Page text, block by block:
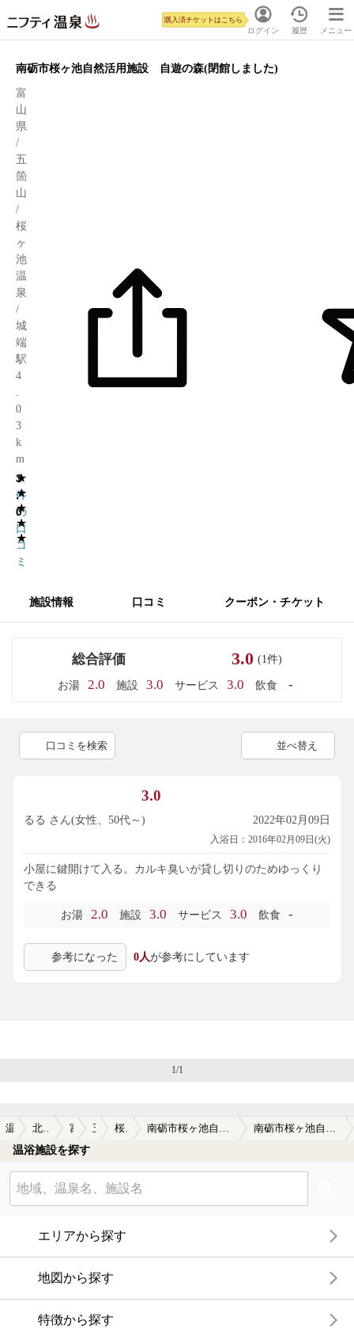
ログイン
購入済チケットはこちら
履歴 メニュー
南砺市桜ヶ池自然活用施設 自遊の森(閉館しました)
富
山
県
/
五
箇
山
/
桜
ヶ
池
温
泉
/
城
端
駅
4
.
0
3
k
m
★
★
★
★
★
3
.
0
1
件
の
口
コ
ミ
施設情報 口コミ クーポン・チケット
総合評価 3.0 (1件)
お湯 2.0 施設 3.0 サービス 3.0 飲食 -
口コミを検索 並べ替え
3.0
るる さん(女性、50代～) 2022年02月09日
入浴日：2016年02月09日(火)
小屋に鍵開けて入る。カルキ臭いが貸し切りのためゆっくり
できる
お湯 2.0 施設 3.0 サービス 3.0 飲食 -
参考になった 0人が参考にしています
1/1
温泉TOP 北陸・甲信越 富山県 五箇山 桜ヶ池温泉 南砺市桜ヶ池自然活用施設 自遊の森(閉館しました) 南砺市桜ヶ池自然活用施設 自遊の森(閉館しました)の口コミ一覧
温浴施設を探す
エリアから探す
地図から探す
特徴から探す